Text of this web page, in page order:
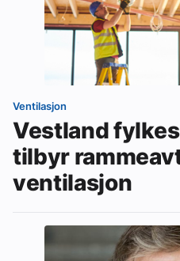
Ventilasjon
Vestland
tilbyr
ventilasjon